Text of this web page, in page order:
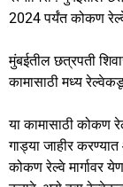
o
o
k
o
n
2024 पर्यंत कोकण रेल्वे
मुंबईतील छत्रपती
कामासाठी मध्य
या कामासाठी कोकण
गाड्या जाहीर
कोकण रेल्वे मार्गावर